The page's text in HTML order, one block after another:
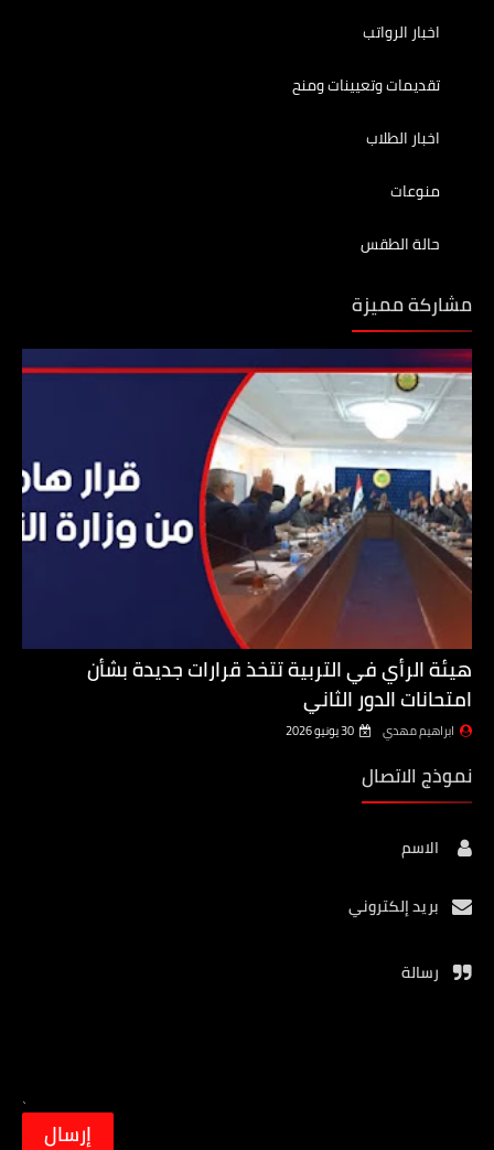
اخبار الرواتب
تقديمات وتعيينات ومنح
اخبار الطلاب
منوعات
حالة الطقس
مشاركة مميزة
هيئة الرأي في التربية تتخذ قرارات جديدة بشأن
امتحانات الدور الثاني
ابراهيم مهدي 30 يونيو 2026
نموذج الاتصال
الاسم
بريد إلكتروني
رسالة